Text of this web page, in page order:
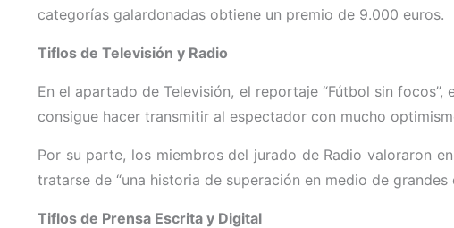
categorías galardonadas obtiene un premio de 9.000 euros.
Tiflos de Televisión y Radio
En el apartado de Televisión, el reportaje “Fútbol sin
consigue hacer transmitir al espectador con mucho
Por su parte, los miembros del jurado de Radio valoraron
tratarse de “una historia de superación en medio de grandes
Tiflos de Prensa Escrita y Digital